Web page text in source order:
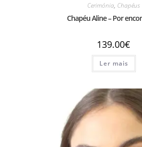
Cerimónia, Chapéus
Chapéu Aline – Por
139.00€
Ler mais